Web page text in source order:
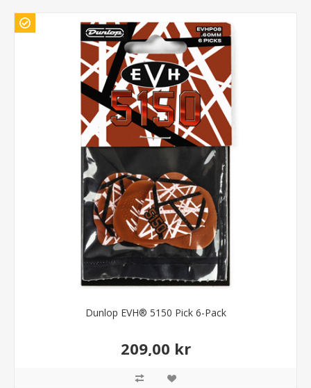
Dunlop EVH® 5150 Pick 6-Pack
209,00 kr